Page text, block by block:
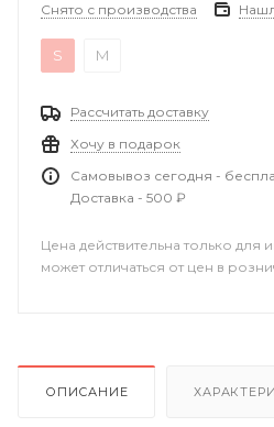
Снято с производства
S M
Рассчитать доставку
Хочу в подарок
Самовывоз сегодня -
Доставка - 500 ₽
Цена действительна только для
может отличаться от цен в
ОПИСАНИЕ